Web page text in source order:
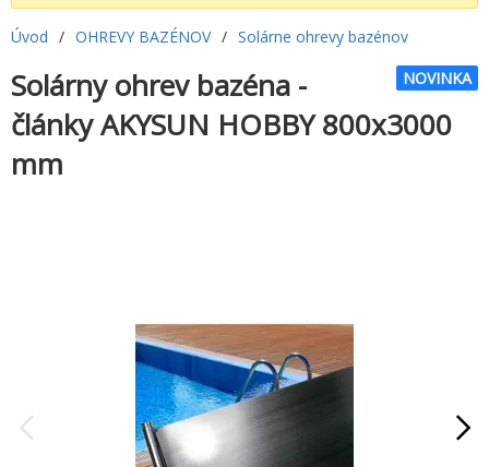
Úvod / OHREVY BAZÉNOV / Solárne ohrevy bazénov
NOVINKA
Solárny ohrev bazéna -
články AKYSUN HOBBY 800x3000
mm